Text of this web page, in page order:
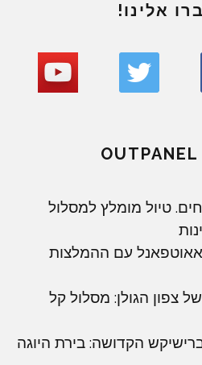
אלינו!
טיול מומלץ למסלול
אאוטפאנל עם ההמלצות
צפון הגולן: מסלול קל
הקדושה: בירת היוגה